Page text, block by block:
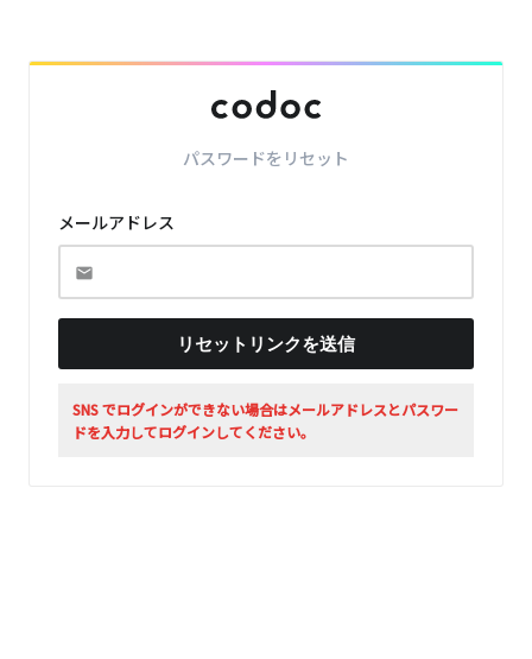
パスワードをリセット
メールアドレス
リセットリンクを送信
SNS でログインができない場合はメールアドレスとパスワー
ドを入力してログインしてください。